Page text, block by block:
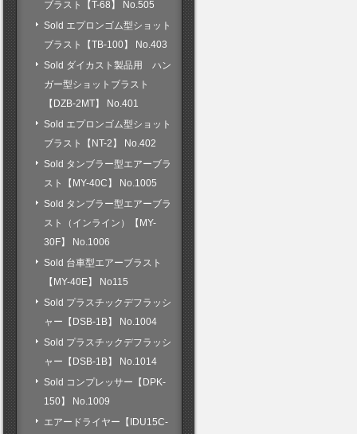
ブラスト【T-68】 No.505
Sold エプロンゴム型ショット
ブラスト【TB-100】 No.403
Sold ダイカスト製品用 ハン
ガー型ショットブラスト
【DZB-2MT】 No.401
Sold エプロンゴム型ショット
ブラスト【NT-2】 No.402
Sold タンブラー型エアーブラ
スト【MY-40C】 No.1005
Sold タンブラー型エアーブラ
スト（インライン）【MY-
30F】 No.1006
Sold 台車型エアーブラスト
【MY-40E】 No115
Sold プラスチックデフラッシ
ャー【DSB-1B】 No.1004
Sold プラスチックデフラッシ
ャー【DSB-1B】 No.1014
Sold コンプレッサー【DPK-
150】 No.1009
エアードライヤー【IDU15C-